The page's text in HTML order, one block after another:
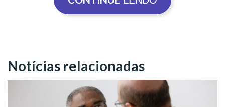
➡️ A comprovação do aviso divino: A Fuga para o Egito
➡️Sonhos e orientações espirituais.
Notícias relacionadas